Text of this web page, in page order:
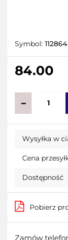
Symbol: 112864
84.00
Wysyłka w
Cena
Dostępność
Pobierz
Zamów